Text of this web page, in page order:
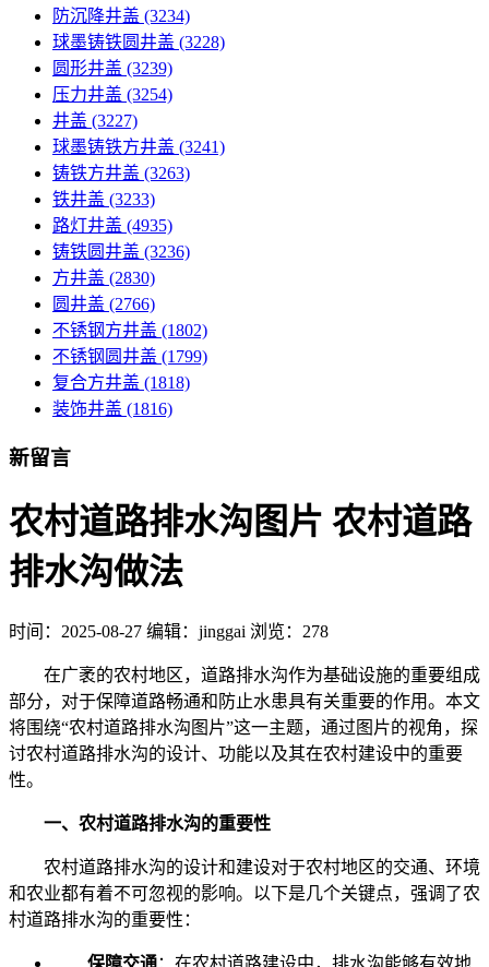
防沉降井盖 (3234)
球墨铸铁圆井盖 (3228)
圆形井盖 (3239)
压力井盖 (3254)
井盖 (3227)
球墨铸铁方井盖 (3241)
铸铁方井盖 (3263)
铁井盖 (3233)
路灯井盖 (4935)
铸铁圆井盖 (3236)
方井盖 (2830)
圆井盖 (2766)
不锈钢方井盖 (1802)
不锈钢圆井盖 (1799)
复合方井盖 (1818)
装饰井盖 (1816)
新留言
农村道路排水沟图片 农村道路
排水沟做法
时间： 2025-08-27 编辑：jinggai 浏览：278
在广袤的农村地区，道路排水沟作为基础设施的重要组成
部分，对于保障道路畅通和防止水患具有关重要的作用。本文
将围绕“农村道路排水沟图片”这一主题，通过图片的视角，探
讨农村道路排水沟的设计、功能以及其在农村建设中的重要
性。
一、农村道路排水沟的重要性
农村道路排水沟的设计和建设对于农村地区的交通、环境
和农业都有着不可忽视的影响。以下是几个关键点，强调了农
村道路排水沟的重要性：